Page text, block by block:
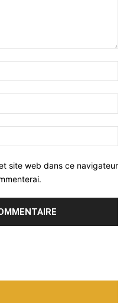
:*
:*
:
site web dans ce navigateur